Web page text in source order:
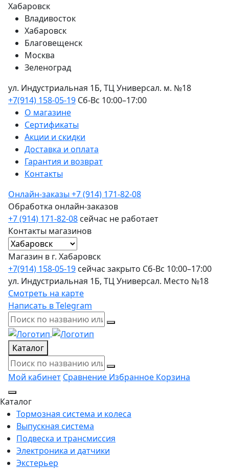
Хабаровск
Владивосток
Хабаровск
Благовещенск
Москва
Зеленоград
ул. Индустриальная 1Б, ТЦ Универсал. м. №18
+7(914) 158-05-19 Сб-Вс 10:00–17:00
О магазине
Сертификаты
Акции и скидки
Доставка и оплата
Гарантия и возврат
Контакты
Онлайн-заказы +7 (914) 171-82-08
Обработка онлайн-заказов
+7 (914) 171-82-08 сейчас не работает
Контакты магазинов
Магазин в г. Хабаровск
+7(914) 158-05-19 сейчас закрыто Сб-Вс 10:00–17:00
ул. Индустриальная 1Б, ТЦ Универсал. Место №18
Смотреть на карте
Написать в Telegram
Каталог
Мой кабинет Сравнение Избранное Корзина
Каталог
Тормозная система и колеса
Выпускная система
Подвеска и трансмиссия
Электроника и датчики
Экстерьер